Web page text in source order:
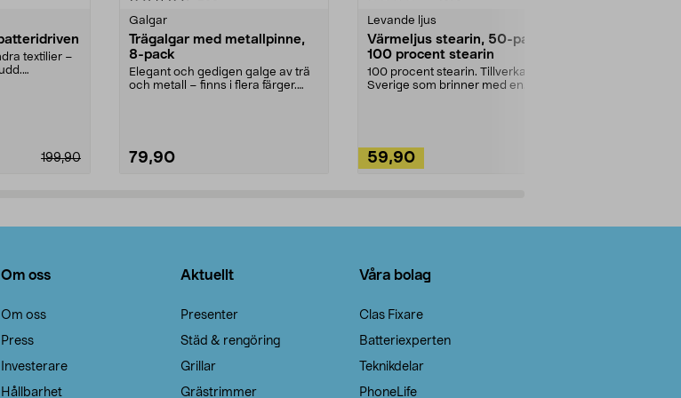
textilier –
199,90
Galgar
Trägalgar med metallpinne,
8-pack
Elegant och gedigen galge av trä
och metall – finns i flera färger.
79,90
Levande ljus
Värmeljus stearin, 50-pack,
100 procent stearin
100 procent stearin. Tillverkade i
Sverige som brinner med en
59,90
Om oss
Om oss
Press
Investerare
Hållbarhet
Aktuellt
Presenter
Städ & rengöring
Grillar
Grästrimmer
Våra bolag
Clas Fixare
Batteriexperten
Teknikdelar
PhoneLife